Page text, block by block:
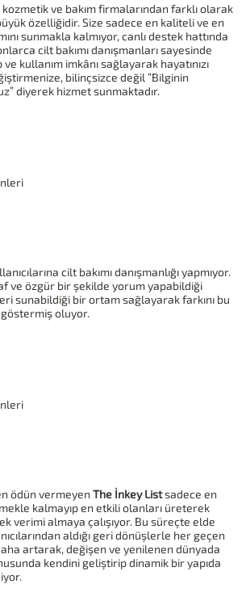
ve bakım firmalarından farklı olarak
özelliğidir. Size sadece en kaliteli ve en
sunmakla kalmıyor, canlı destek hattında
cilt bakımı danışmanları sayesinde
kullanım imkânı sağlayarak hayatınızı
bilinçsizce değil “Bilginin
diyerek hizmet sunmaktadır.
cilt bakımı danışmanlığı yapmıyor.
ve özgür bir şekilde yorum yapabildiği
sunabildiği bir ortam sağlayarak farkını bu
oluyor.
ödün vermeyen The İnkey Listsadece en
kalmayıp en etkili olanları üreterek
verimi almaya çalışıyor. Bu süreçte elde
aldığı geri dönüşlerle her geçen
artarak, değişen ve yenilenen dünyada
kendini geliştirip dinamik bir yapıda